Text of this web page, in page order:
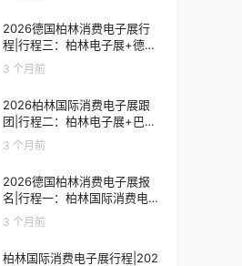
2026德国柏林消费电子展行
程|行程三：柏林电子展+德国
9天人文之旅
3 个月前
2026柏林国际消费电子展跟
团|行程二：柏林电子展+巴黎
8天艺术之旅
3 个月前
2026德国柏林消费电子展报
名|行程一：柏林国际消费电子
展观展7天
3 个月前
柏林国际消费电子展行程|202